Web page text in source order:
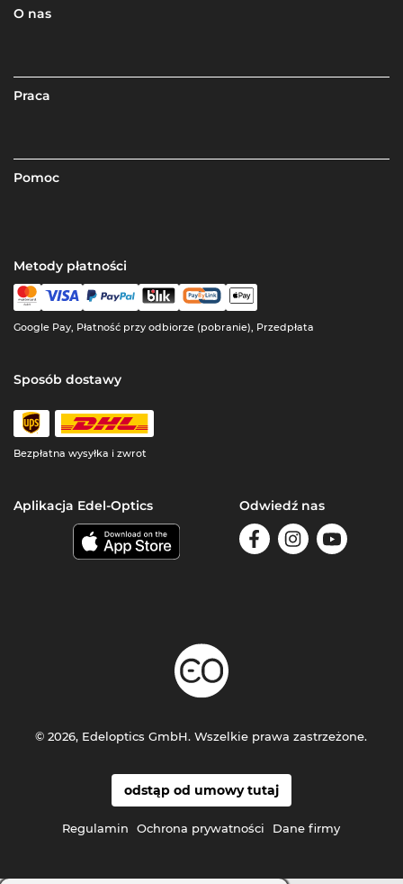
O nas
Praca
Pomoc
Metody płatności
Google Pay, Płatność przy odbiorze (pobranie), Przedpłata
Sposób dostawy
Bezpłatna wysyłka i zwrot
Aplikacja Edel-Optics Odwiedź nas
odstąp od umowy tutaj
Regulamin Ochrona prywatności Dane firmy
© 2026, Edeloptics GmbH. Wszelkie prawa zastrzeżone.